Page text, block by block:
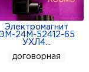
Электромагнит
24М-52412-65
УХЛ4
договорная